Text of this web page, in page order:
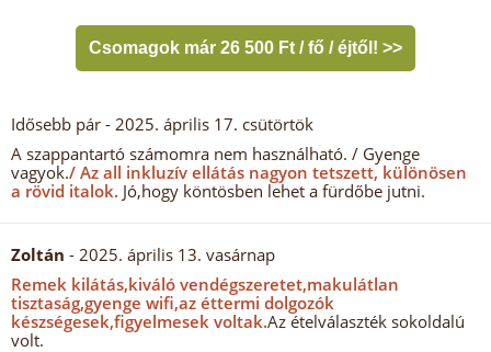
Csomagok már 26 500 Ft / fő / éjtől! >>
Idősebb pár - 2025. április 17. csütörtök
A szappantartó számomra nem használható. / Gyenge
vagyok./ Az all inkluzív ellátás nagyon tetszett, különösen
a rövid italok. Jó,hogy köntösben lehet a fürdőbe jutni.
Zoltán - 2025. április 13. vasárnap
Remek kilátás,kiváló vendégszeretet,makulátlan
tisztaság,gyenge wifi,az éttermi dolgozók
készségesek,figyelmesek voltak.Az ételválaszték sokoldalú
volt.